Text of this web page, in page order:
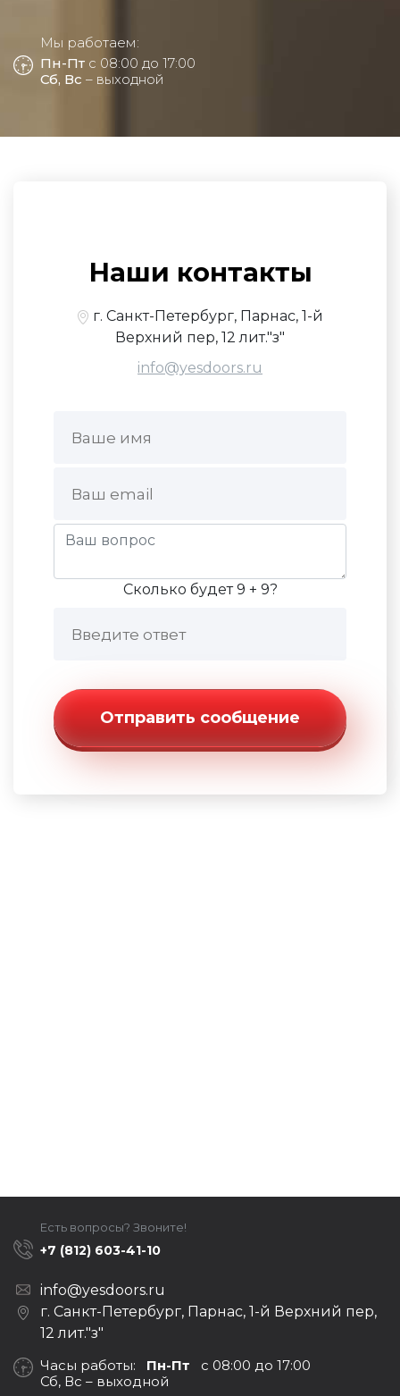
Мы работаем:
Пн-Пт с 08:00 до 17:00
Сб, Вс – выходной
Наши контакты
г. Санкт-Петербург, Парнас, 1-й
Верхний пер, 12 лит."з"
info@yesdoors.ru
Сколько будет 9 + 9?
Отправить сообщение
Есть вопросы? Звоните!
+7 (812) 603-41-10
info@yesdoors.ru
г. Санкт-Петербург, Парнас, 1-й Верхний пер,
12 лит."з"
Часы работы: Пн-Пт с 08:00 до 17:00
Сб, Вс – выходной